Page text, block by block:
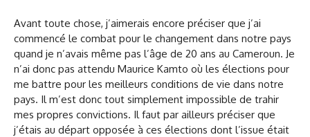
Avant toute chose, j’aimerais encore préciser que j’ai
commencé le combat pour le changement dans notre pays
quand je n’avais même pas l’âge de 20 ans au Cameroun. Je
n’ai donc pas attendu Maurice Kamto où les élections pour
me battre pour les meilleurs conditions de vie dans notre
pays. Il m’est donc tout simplement impossible de trahir
mes propres convictions. Il faut par ailleurs préciser que
j’étais au départ opposée à ces élections dont l’issue était